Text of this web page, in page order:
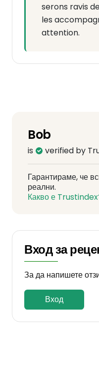
serons ravis
les
attention.
Bob
is verified by
Гарантираме, че
реални.
Какво е
Вход за
За да напишете
Вход